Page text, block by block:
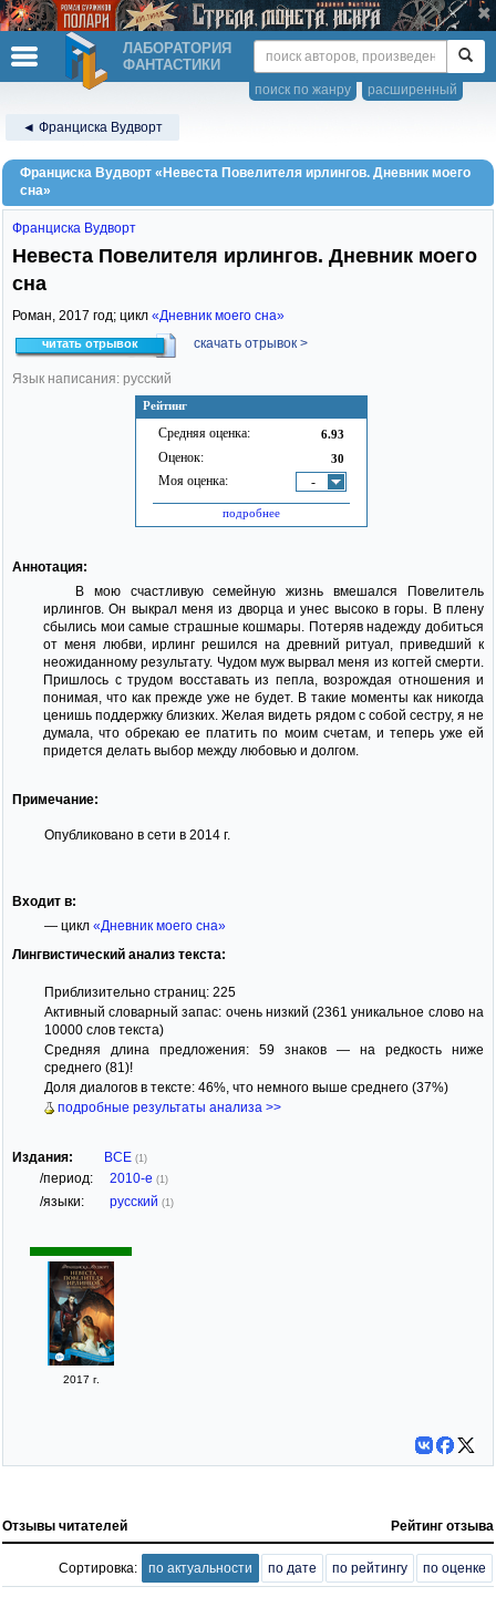
ЛАБОРАТОРИЯ
ФАНТАСТИКИ
расширенный
поиск по жанру
◄ Франциска Вудворт
Франциска Вудворт «Невеста Повелителя ирлингов. Дневник моего
сна»
Рейтинг
Средняя оценка: 6.93
Оценок: 30
Моя оценка: -
подробнее
Франциска Вудворт
Невеста Повелителя ирлингов. Дневник моего
сна
Роман, 2017 год; цикл «Дневник моего сна»
читать отрывок скачать отрывок >
Язык написания: русский
Аннотация:
В мою счастливую семейную жизнь вмешался Повелитель
ирлингов. Он выкрал меня из дворца и унес высоко в горы. В плену
сбылись мои самые страшные кошмары. Потеряв надежду добиться
от меня любви, ирлинг решился на древний ритуал, приведший к
неожиданному результату. Чудом муж вырвал меня из когтей смерти.
Пришлось с трудом восставать из пепла, возрождая отношения и
понимая, что как прежде уже не будет. В такие моменты как никогда
ценишь поддержку близких. Желая видеть рядом с собой сестру, я не
думала, что обрекаю ее платить по моим счетам, и теперь уже ей
придется делать выбор между любовью и долгом.
Примечание:
Опубликовано в сети в 2014 г.
Входит в:
— цикл «Дневник моего сна»
Лингвистический анализ текста:
Приблизительно страниц: 225
Активный словарный запас: очень низкий (2361 уникальное слово на
10000 слов текста)
Средняя длина предложения: 59 знаков — на редкость ниже
среднего (81)!
Доля диалогов в тексте: 46%, что немного выше среднего (37%)
подробные результаты анализа >>
Издания: ВСЕ (1)
/период: 2010-е (1)
/языки: русский (1)
2017 г.
Отзывы читателей Рейтинг отзыва
Сортировка: по актуальности по дате по рейтингу по оценке